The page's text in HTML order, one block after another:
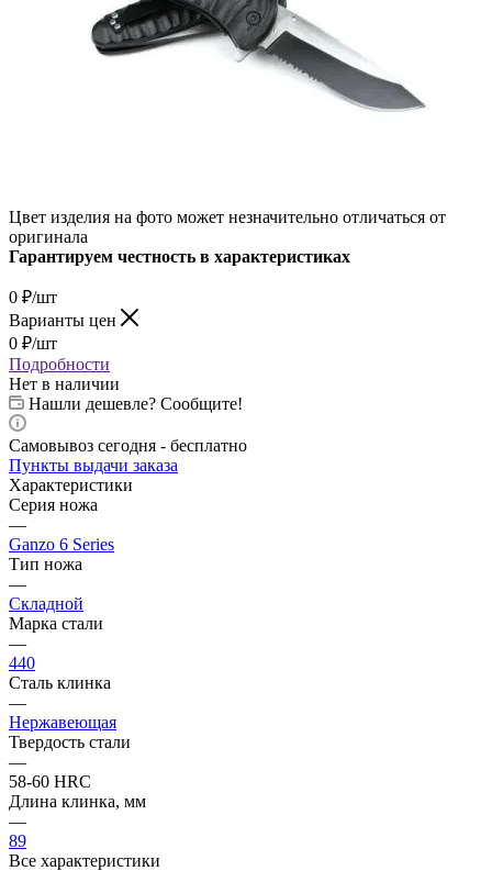
Цвет изделия на фото может незначительно отличаться от
оригинала
Гарантируем честность в характеристиках
0 ₽/шт
Варианты цен
0 ₽/шт
Подробности
Нет в наличии
Нашли дешевле? Сообщите!
Самовывоз сегодня - бесплатно
Пункты выдачи заказа
Характеристики
Серия ножа
—
Ganzo 6 Series
Тип ножа
—
Складной
Марка стали
—
440
Сталь клинка
—
Нержавеющая
Твердость стали
—
58-60 HRC
Длина клинка, мм
—
89
Все характеристики